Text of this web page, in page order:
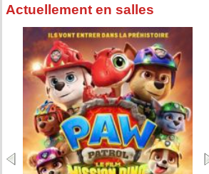
Actuellement en salles